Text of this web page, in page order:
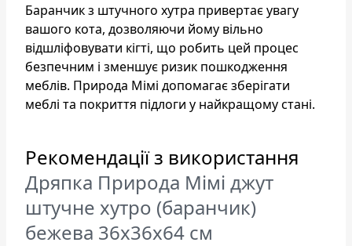
Баранчик з штучного хутра привертає увагу
вашого кота, дозволяючи йому вільно
відшліфовувати кігті, що робить цей процес
безпечним і зменшує ризик пошкодження
меблів. Природа Мімі допомагає зберігати
меблі та покриття підлоги у найкращому стані.
Рекомендації з використання
Дряпка Природа Мімі джут
штучне хутро (баранчик)
бежева 36x36x64 см